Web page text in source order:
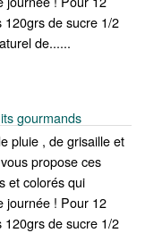
de sucre 1/2
de......
gourmands
pluie , de grisaille et
propose ces
et colorés qui
journée ! Pour 12
de sucre 1/2